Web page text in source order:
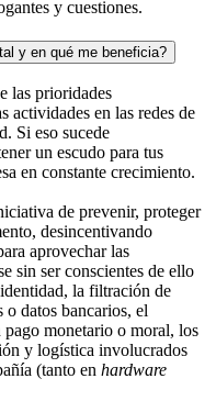
y cuestiones.
y en qué me beneficia?
las prioridades
actividades en las redes de
Si eso sucede
un escudo para tus
en constante crecimiento.
de prevenir, proteger
desincentivando
aprovechar las
sin ser conscientes de ello
la filtración de
o datos bancarios, el
monetario o moral, los
y logística involucrados
(tanto en hardware